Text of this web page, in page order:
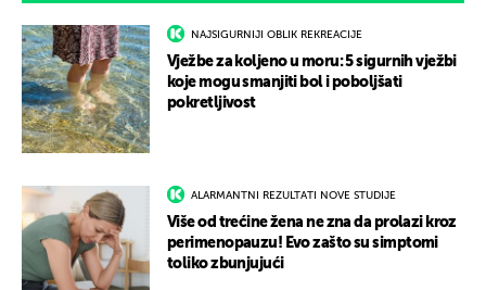
NAJSIGURNIJI OBLIK REKREACIJE
Vježbe za koljeno u moru: 5 sigurnih vježbi
koje mogu smanjiti bol i poboljšati
pokretljivost
ALARMANTNI REZULTATI NOVE STUDIJE
Više od trećine žena ne zna da prolazi kroz
perimenopauzu! Evo zašto su simptomi
toliko zbunjujući